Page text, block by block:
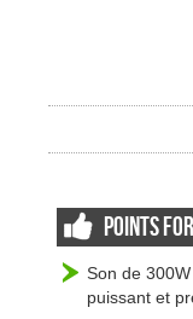
Points
Son de 300W
puissant et